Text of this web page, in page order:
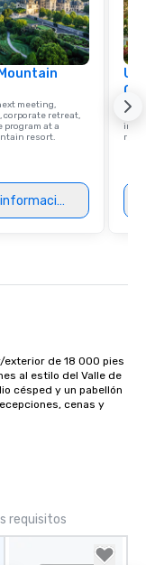
meeting,
corporate retreat,
program at a
resort.
Find
exterior de 18 000 pies
al estilo del Valle de
césped y un pabellón
cenas y
requisitos